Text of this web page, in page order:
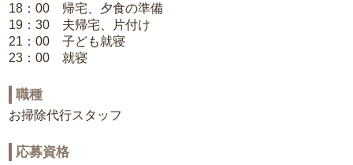
18：00 帰宅、夕食の準備
19：30 夫帰宅、片付け
21：00 子ども就寝
23：00 就寝
職種
お掃除代行スタッフ
応募資格